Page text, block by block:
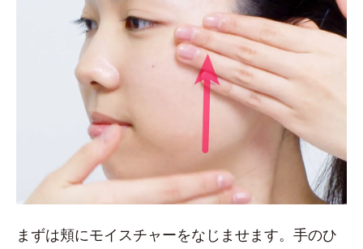
まずは頬にモイスチャーをなじませます。手のひ